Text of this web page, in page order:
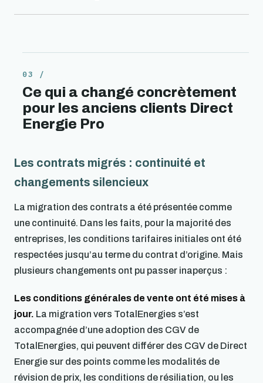
Ce qui a changé concrètement
pour les anciens clients Direct
Energie Pro
Les contrats migrés : continuité et
changements silencieux
La migration des contrats a été présentée comme
une continuité. Dans les faits, pour la majorité des
entreprises, les conditions tarifaires initiales ont été
respectées jusqu’au terme du contrat d’origine. Mais
plusieurs changements ont pu passer inaperçus :
Les conditions générales de vente ont été mises à
jour. La migration vers TotalEnergies s’est
accompagnée d’une adoption des CGV de
TotalEnergies, qui peuvent différer des CGV de Direct
Energie sur des points comme les modalités de
révision de prix, les conditions de résiliation, ou les